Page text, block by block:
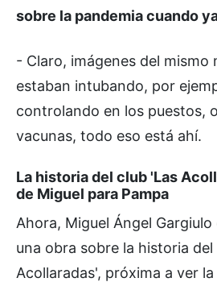
sobre la pandemia cuando
- Claro, imágenes del mismo
estaban intubando, por
controlando en los puestos,
vacunas, todo eso está ahí.
La historia del club 'Las
de Miguel para Pampa
Ahora, Miguel Ángel
una obra sobre la historia
Acollaradas', próxima a ver